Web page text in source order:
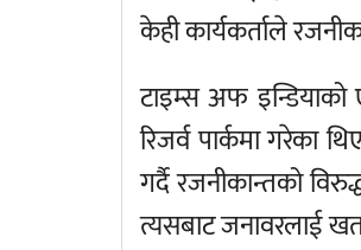
केही कार्यकर्ताले
टाइम्स अफ इन्डियाको
रिजर्व पार्कमा गरेका
गर्दै रजनीकान्तको
त्यसबाट जनावरलाई